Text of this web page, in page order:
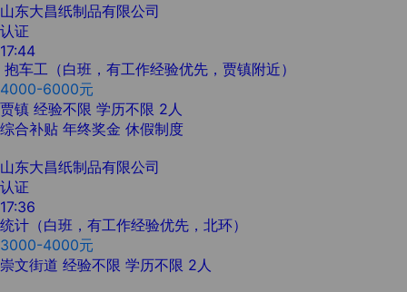
山东大昌纸制品有限公司
认证
17:44
抱车工（白班，有工作经验优先，贾镇附近）
4000-6000元
贾镇 经验不限 学历不限 2人
综合补贴 年终奖金 休假制度
山东大昌纸制品有限公司
认证
17:36
统计（白班，有工作经验优先，北环）
3000-4000元
崇文街道 经验不限 学历不限 2人